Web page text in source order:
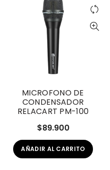
MICROFONO DE
CONDENSADOR
RELACART PM-100
$89.900
AÑADIR AL CARRITO